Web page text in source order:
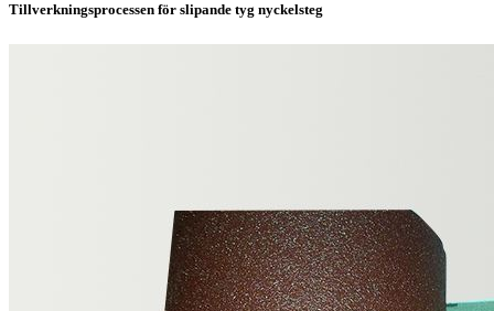
Tillverkningsprocessen för slipande tyg nyckelsteg